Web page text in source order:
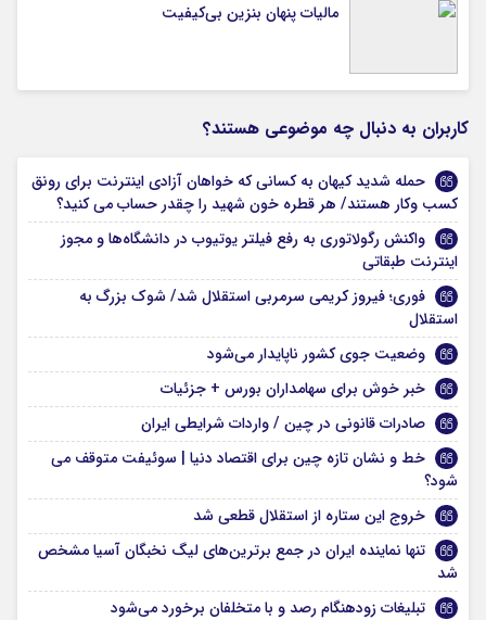
مالیات پنهان بنزین بی‌کیفیت
کاربران به دنبال چه موضوعی هستند؟
حمله شدید کیهان به کسانی که خواهان آزادی اینترنت برای رونق
کسب وکار هستند/ هر قطره خون شهید را چقدر حساب می کنید؟
واکنش رگولاتوری به رفع فیلتر یوتیوب در دانشگاه‌ها و مجوز
اینترنت طبقاتی
فوری؛ فیروز کریمی سرمربی استقلال شد/ شوک بزرگ به
استقلال
وضعیت جوی کشور ناپایدار می‌شود
خبر خوش برای سهامداران بورس + جزئیات
صادرات قانونی در چین / واردات شرایطی ایران
خط و نشان تازه چین برای اقتصاد دنیا | سوئیفت متوقف می‌
شود؟
خروج این ستاره از استقلال قطعی شد
تنها نماینده ایران در جمع برترین‌های لیگ نخبگان آسیا مشخص
شد
تبلیغات زودهنگام رصد و با متخلفان برخورد می‌شود